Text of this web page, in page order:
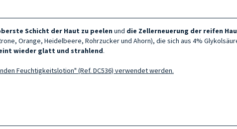
Schicht der Haut zu peelen und die Zellerneuerung der reifen
Orange, Heidelbeere, Rohrzucker und Ahorn), die sich aus 4%
wieder glatt und strahlend.
Feuchtigkeitslotion" (Ref. DC536) verwendet werden.